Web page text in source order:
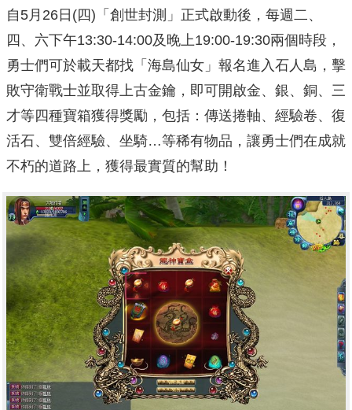
自5月26日(四)「創世封測」正式啟動後，每週二、
四、六下午13:30-14:00及晚上19:00-19:30兩個時段，
勇士們可於載天都找「海島仙女」報名進入石人島，擊
敗守衛戰士並取得上古金鑰，即可開啟金、銀、銅、三
才等四種寶箱獲得獎勵，包括：傳送捲軸、經驗卷、復
活石、雙倍經驗、坐騎…等稀有物品，讓勇士們在成就
不朽的道路上，獲得最實質的幫助！